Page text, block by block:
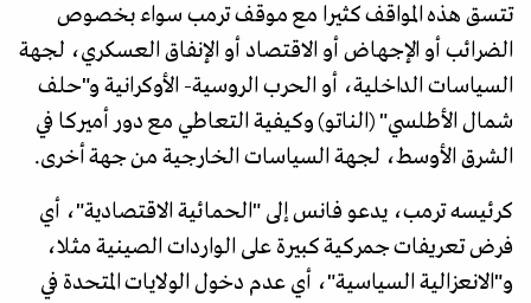
تتسق هذه المواقف كثيرا مع موقف ترمب سواء بخصوص
الضرائب أو الإجهاض أو الاقتصاد أو الإنفاق العسكري، لجهة
السياسات الداخلية، أو الحرب الروسية- الأوكرانية و"حلف
شمال الأطلسي" (الناتو) وكيفية التعاطي مع دور أميركا في
الشرق الأوسط، لجهة السياسات الخارجية من جهة أخرى.
كرئيسه ترمب، يدعو فانس إلى "الحمائية الاقتصادية"، أي
فرض تعريفات جمركية كبيرة على الواردات الصينية مثلا،
و"الانعزالية السياسية"، أي عدم دخول الولايات المتحدة في